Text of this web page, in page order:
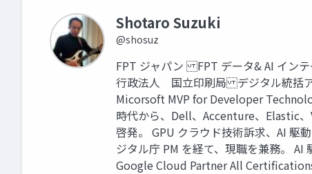
Shotaro Suzuki
@shosuz
FPT ジャパン FPT データ& AI イ
行政法人 国立印刷局 デジタル統括
Micorsoft MVP for Developer
時代から、Dell、Accenture、Elastic
啓発。 GPU クラウド技術訴求、AI 駆
ジタル庁 PM を経て、現職を兼務。
Google Cloud Partner All